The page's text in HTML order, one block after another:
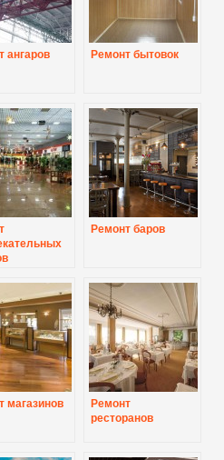
ангаров Ремонт бытовок
Ремонт баров
магазинов
Ремонт
ресторанов